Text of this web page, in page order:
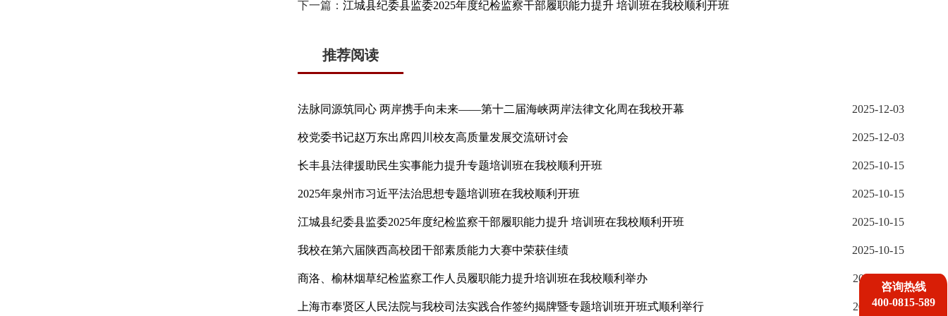
下一篇： 江城县纪委县监委2025年度纪检监察干部履职能力提升 培训班在我校顺利开班
推荐阅读
法脉同源筑同心 两岸携手向未来——第十二届海峡两岸法律文化周在我校开幕 2025-12-03
校党委书记赵万东出席四川校友高质量发展交流研讨会 2025-12-03
长丰县法律援助民生实事能力提升专题培训班在我校顺利开班 2025-10-15
2025年泉州市习近平法治思想专题培训班在我校顺利开班 2025-10-15
江城县纪委县监委2025年度纪检监察干部履职能力提升 培训班在我校顺利开班 2025-10-15
我校在第六届陕西高校团干部素质能力大赛中荣获佳绩 2025-10-15
商洛、榆林烟草纪检监察工作人员履职能力提升培训班在我校顺利举办 2025-08-11
上海市奉贤区人民法院与我校司法实践合作签约揭牌暨专题培训班开班式顺利举行 2025-08-11
咨询热线
400-0815-589